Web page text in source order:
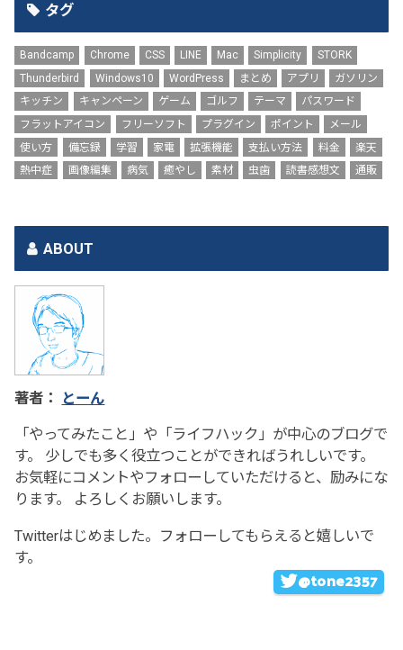
タグ
Bandcamp Chrome CSS LINE Mac Simplicity
STORK
Thunderbird
Windows10 WordPress まとめ アプリ
ガソリン
キッチン
キャンペーン ゲーム ゴルフ テーマ
パスワード
フラットアイコン
フリーソフト プラグイン ポイント
メール
使い方
備忘録 学習 家電 拡張機能 支払い方法 料金
楽天
熱中症
画像編集 病気 癒やし 素材 虫歯 読書感想文 通販
ABOUT
著者： とーん
「やってみたこと」や「ライフハック」が中心のブログで
す。 少しでも多く役立つことができればうれしいです。
お気軽にコメントやフォローしていただけると、励みにな
ります。 よろしくお願いします。
Twitterはじめました。フォローしてもらえると嬉しいで
す。
@tone2357